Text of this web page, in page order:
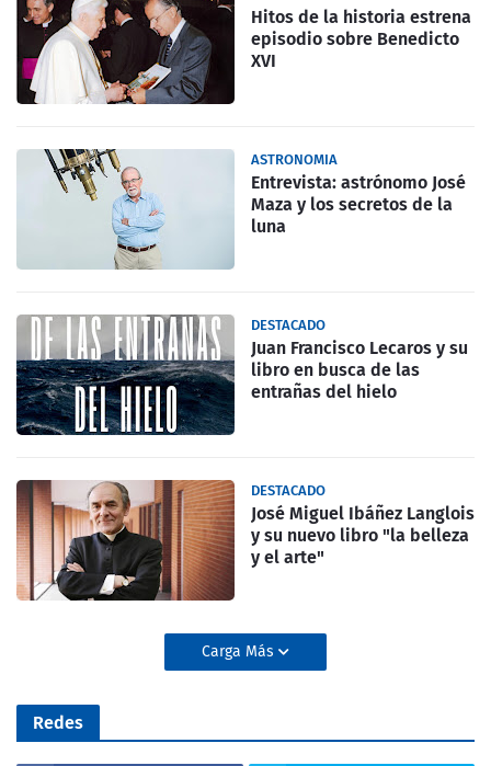
Hitos de la historia estrena
episodio sobre Benedicto
XVI
ASTRONOMIA
Entrevista: astrónomo José
Maza y los secretos de la
luna
DESTACADO
Juan Francisco Lecaros y su
libro en busca de las
entrañas del hielo
DESTACADO
José Miguel Ibáñez Langlois
y su nuevo libro "la belleza
y el arte"
Carga Más
Redes